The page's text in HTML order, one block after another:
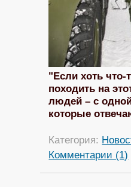
"Если хоть
походить на
людей – с
которые
Категория:
Комментарии (1)